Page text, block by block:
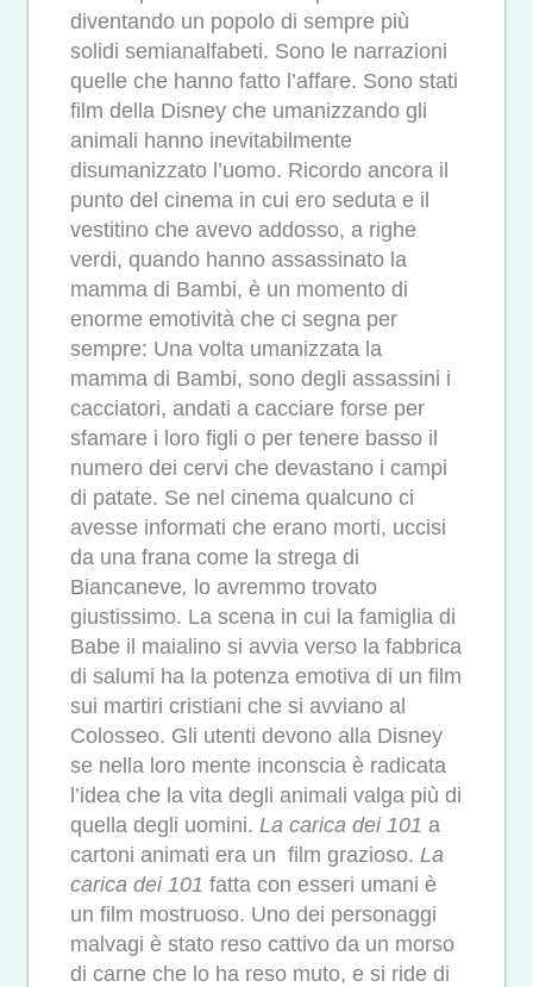
diventando un popolo di sempre più
solidi semianalfabeti. Sono le narrazioni
quelle che hanno fatto l’affare. Sono stati
film della Disney che umanizzando gli
animali hanno inevitabilmente
disumanizzato l’uomo. Ricordo ancora il
punto del cinema in cui ero seduta e il
vestitino che avevo addosso, a righe
verdi, quando hanno assassinato la
mamma di Bambi, è un momento di
enorme emotività che ci segna per
sempre: Una volta umanizzata la
mamma di Bambi, sono degli assassini i
cacciatori, andati a cacciare forse per
sfamare i loro figli o per tenere basso il
numero dei cervi che devastano i campi
di patate. Se nel cinema qualcuno ci
avesse informati che erano morti, uccisi
da una frana come la strega di
Biancaneve, lo avremmo trovato
giustissimo. La scena in cui la famiglia di
Babe il maialino si avvia verso la fabbrica
di salumi ha la potenza emotiva di un film
sui martiri cristiani che si avviano al
Colosseo. Gli utenti devono alla Disney
se nella loro mente inconscia è radicata
l’idea che la vita degli animali valga più di
quella degli uomini. La carica dei 101 a
cartoni animati era un film grazioso. La
carica dei 101 fatta con esseri umani è
un film mostruoso. Uno dei personaggi
malvagi è stato reso cattivo da un morso
di carne che lo ha reso muto, e si ride di